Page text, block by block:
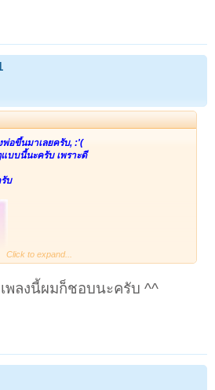
พ่อขึ้นมาเลยครับ, :'(
แบบนี้นะครับ เพราะดี
บ
Click to expand...
ลงนี้ผมก็ชอบนะครับ ^^